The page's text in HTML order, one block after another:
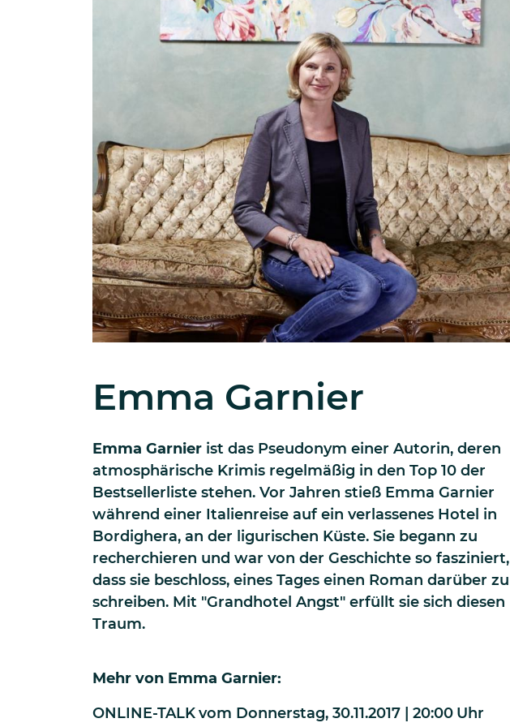
Emma Garnier
Emma Garnier ist das Pseudonym einer Autorin, deren
atmosphärische Krimis regelmäßig in den Top 10 der
Bestsellerliste stehen. Vor Jahren stieß Emma Garnier
während einer Italienreise auf ein verlassenes Hotel in
Bordighera, an der ligurischen Küste. Sie begann zu
recherchieren und war von der Geschichte so fasziniert,
dass sie beschloss, eines Tages einen Roman darüber zu
schreiben. Mit "Grandhotel Angst" erfüllt sie sich diesen
Traum.
Mehr von Emma Garnier:
ONLINE-TALKvom Donnerstag, 30.11.2017 | 20:00 Uhr